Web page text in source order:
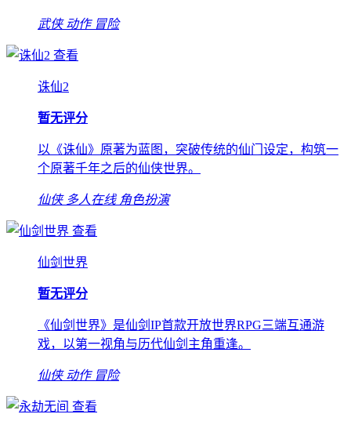
武侠 动作 冒险
查看
诛仙2
暂无评分
以《诛仙》原著为蓝图，突破传统的仙门设定，构筑一
个原著千年之后的仙侠世界。
仙侠 多人在线 角色扮演
查看
仙剑世界
暂无评分
《仙剑世界》是仙剑IP首款开放世界RPG三端互通游
戏，以第一视角与历代仙剑主角重逢。
仙侠 动作 冒险
查看